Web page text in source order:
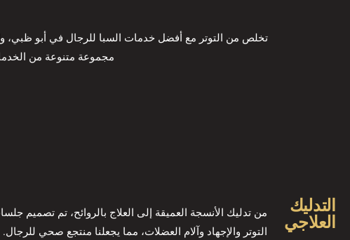
تخلص من التوتر مع أفضل خدمات السبا للرجال في أبو ظبي،
مجموعة متنوعة من
التدليك
العلاجي
من تدليك الأنسجة العميقة إلى العلاج بالروائح، تم تصميم
التوتر والإجهاد وآلام العضلات، مما يجعلنا منتجع صحي للرجال.